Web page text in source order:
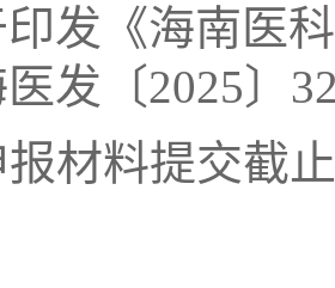
发《海南医
医发〔2025〕
报材料提交截